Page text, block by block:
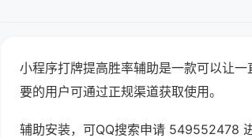
小程序打牌提高胜率辅助是一款可以让
要的用户可通过正规渠道获取使用。
辅助安装，可QQ搜索申请 549552478